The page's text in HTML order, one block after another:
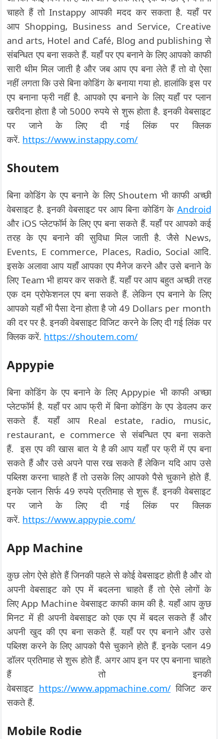
चाहते हैं तो Instappy आपकी मदद कर सकता है. यहाँ पर
आप Shopping, Business and Service, Creative
and arts, Hotel and Café, Blog and publishing से
संबन्धित एप बना सकते हैं. यहाँ पर एप बनाने के लिए आपको काफी
सारी थीम मिल जाती है और जब आप एप बना लेते हैं तो वो ऐसा
नहीं लगता कि उसे बिना कोडिंग के बनाया गया हो. हालांकि इस पर
एप बनाना फ्री नहीं है. आपको एप बनाने के लिए यहाँ पर प्लान
खरीदना होता है जो 5000 रुपये से शुरू होता है. इनकी वेबसाइट
पर जाने के लिए दी गई लिंक पर क्लिक
करें. https://www.instappy.com/
Shoutem
बिना कोडिंग के एप बनाने के लिए Shoutem भी काफी अच्छी
वेबसाइट है. इनकी वेबसाइट पर आप बिना कोडिंग के Android
और iOS प्लेटफॉर्म के लिए एप बना सकते हैं. यहाँ पर आपको कई
तरह के एप बनाने की सुविधा मिल जाती है. जैसे News,
Events, E commerce, Places, Radio, Social आदि.
इसके अलावा आप यहाँ आपका एप मैनेज करने और उसे बनाने के
लिए Team भी हायर कर सकते हैं. यहाँ पर आप बहुत अच्छी तरह
एक दम प्रोफेशनल एप बना सकते हैं. लेकिन एप बनाने के लिए
आपको यहाँ भी पैसा देना होता है जो 49 Dollars per month
की दर पर है. इनकी वेबसाइट विजिट करने के लिए दी गई लिंक पर
क्लिक करें. https://shoutem.com/
Appypie
बिना कोडिंग के एप बनाने के लिए Appypie भी काफी अच्छा
प्लेटफॉर्म है. यहाँ पर आप फ्री में बिना कोडिंग के एप डेवलप कर
सकते हैं. यहाँ आप Real estate, radio, music,
restaurant, e commerce से संबन्धित एप बना सकते
हैं. इस एप की खास बात ये है की आप यहाँ पर फ्री में एप बना
सकते हैं और उसे अपने पास रख सकते हैं लेकिन यदि आप उसे
पब्लिश करना चाहते हैं तो उसके लिए आपको पैसे चुकाने होते हैं.
इनके प्लान सिर्फ 49 रुपये प्रतिमाह से शुरू हैं. इनकी वेबसाइट
पर जाने के लिए दी गई लिंक पर क्लिक
करें. https://www.appypie.com/
App Machine
कुछ लोग ऐसे होते हैं जिनकी पहले से कोई वेबसाइट होती है और वो
अपनी वेबसाइट को एप में बदलना चाहते हैं तो ऐसे लोगों के
लिए App Machine वेबसाइट काफी काम की है. यहाँ आप कुछ
मिनट में ही अपनी वेबसाइट को एक एप में बदल सकते हैं और
अपनी खुद की एप बना सकते हैं. यहाँ पर एप बनाने और उसे
पब्लिश करने के लिए आपको पैसे चुकाने होते हैं. इनके प्लान 49
डॉलर प्रतिमाह से शुरू होते हैं. अगर आप इन पर एप बनाना चाहते
हैं तो इनकी
वेबसाइट https://www.appmachine.com/विजिट कर
सकते हैं.
Mobile Rodie